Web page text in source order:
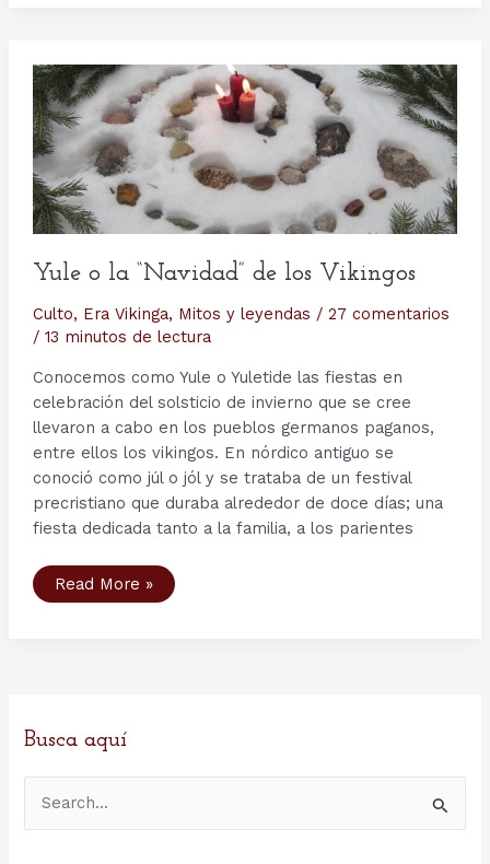
en
la
actualidad
Yule o la “Navidad” de los Vikingos
Culto, Era Vikinga, Mitos y leyendas / 27 comentarios
/ 13 minutos de lectura
Conocemos como Yule o Yuletide las fiestas en
celebración del solsticio de invierno que se cree
llevaron a cabo en los pueblos germanos paganos,
entre ellos los vikingos. En nórdico antiguo se
conoció como júl o jól y se trataba de un festival
precristiano que duraba alrededor de doce días; una
fiesta dedicada tanto a la familia, a los parientes
Yule
o
Read More »
Busca aquí